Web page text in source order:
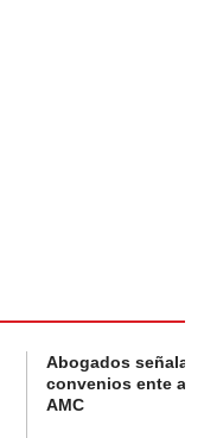
Abogados
convenios ente
AMC